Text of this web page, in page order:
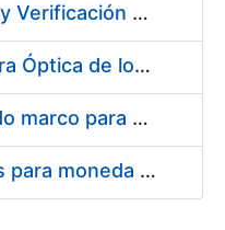
Servicio de Calibración y Verificación Externa de los Equipos de Medición del Servicio de Prevención de la FNMT-RCM
Conexión mediante Fibra Óptica de los Centros de Proceso de Datos (CPDs) de las sedes de la FNMT-RCM de Burgos y Madrid
Contratación de acuerdo marco para el Suministro de Material de Electricidad para la Fábrica Nacional de Moneda y Timbre-Real Casa de la Moneda en su centro de trabajo de Burgos
Suministro de estuches para moneda de 30 €